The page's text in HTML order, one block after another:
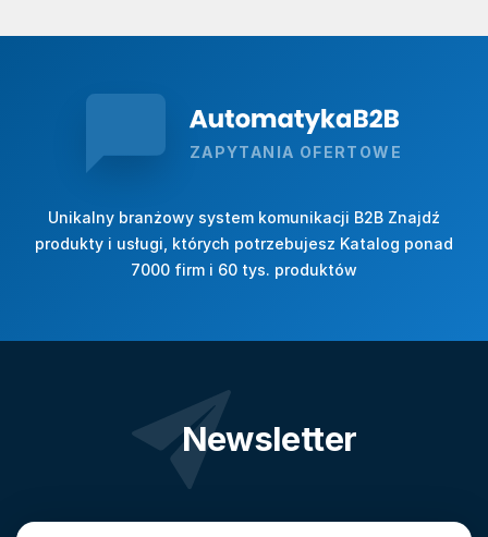
ZAPYTANIA OFERTOWE
Unikalny branżowy system komunikacji B2B Znajdź
produkty i usługi, których potrzebujesz Katalog ponad
7000 firm i 60 tys. produktów
Newsletter